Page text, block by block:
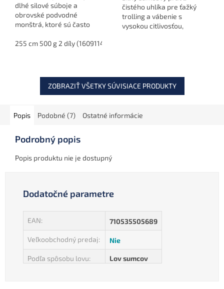
dlhé silové súboje a
obrovské podvodné
monštrá, ktoré sú často
lovec.
255 cm 500 g 2 díly (160911400)
čistého uhlíka pre ťažký
trolling a vábenie s
vysokou citlivosťou,
ZOBRAZIŤ VŠETKY SÚVISIACE PRODUKTY
Popis Podobné (7) Ostatné informácie
Podrobný popis
Popis produktu nie je dostupný
Dodatočné parametre
EAN: 710535505689
Veľkoobchodný predaj: Nie
Podľa spôsobu lovu: Lov sumcov